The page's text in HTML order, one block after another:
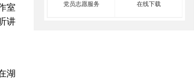
室
讲
湖
党员志愿服务 在线下载